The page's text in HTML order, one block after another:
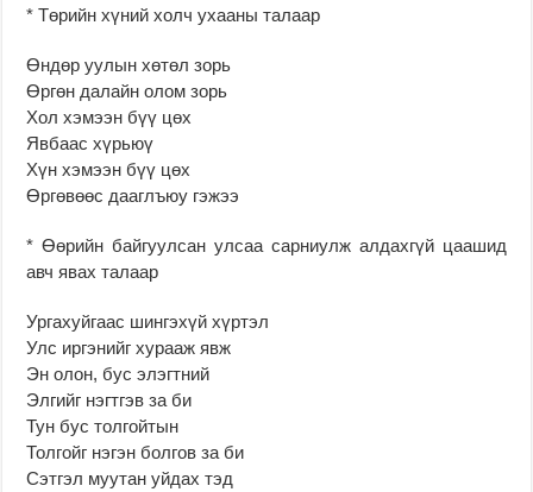
* Төрийн хүний холч ухааны талаар
Өндөр уулын хөтөл зорь
Өргөн далайн олом зорь
Хол хэмээн бүү цөх
Явбаас хүрьюү
Хүн хэмээн бүү цөх
Өргөвөөс дааглъюу гэжээ
* Өөрийн байгуулсан улсаа сарниулж алдахгүй цаашид
авч явах талаар
Ургахуйгаас шингэхүй хүртэл
Улс иргэнийг хурааж явж
Эн олон, бус элэгтний
Элгийг нэгтгэв за би
Тун бус толгойтын
Толгойг нэгэн болгов за би
Сэтгэл муутан уйдах тэд